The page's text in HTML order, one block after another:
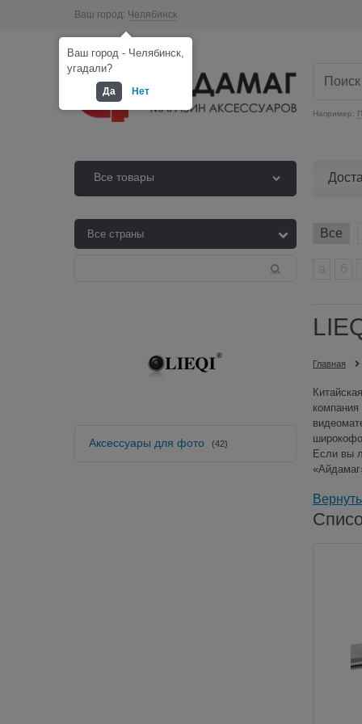
Ваш город: Челябинск
Например:
Все товары
Все
Аксессуары для фото (42)
Главная
Если вы
Ваш город - Челябинск,
угадали?
Да Нет